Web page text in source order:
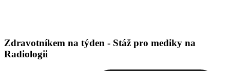
Zdravotníkem na týden - Stáž pro mediky na
Radiologii